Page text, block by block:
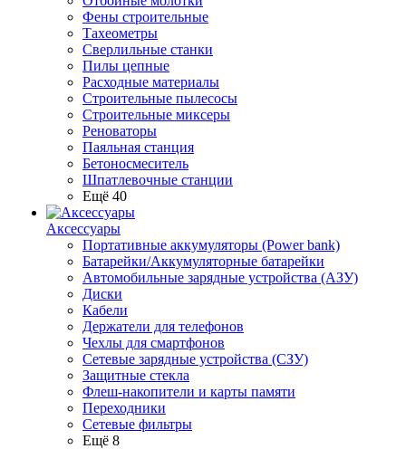
Фены строительные
Тахеометры
Сверлильные станки
Пилы цепные
Расходные материалы
Строительные пылесосы
Строительные миксеры
Реноваторы
Паяльная станция
Бетоносмеситель
Шпатлевочные станции
Ещё 40
Аксессуары
Портативные аккумуляторы (Power bank)
Батарейки/Аккумуляторные батарейки
Автомобильные зарядные устройства (АЗУ)
Диски
Кабели
Держатели для телефонов
Чехлы для смартфонов
Сетевые зарядные устройства (СЗУ)
Защитные стекла
Флеш-накопители и карты памяти
Переходники
Сетевые фильтры
Ещё 8